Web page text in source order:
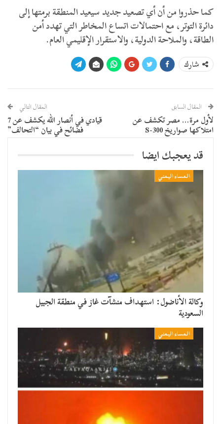
كما حذروا من أن أي تصعيد جديد سيعيد المنطقة برمتها إلى
دائرة التوتر، مع احتمالات اتساع المخاطر التي تهدد أمن
الطاقة، والملاحة الدولية، والاستقرار الإقليمي العام.
شارك
المقال السابق
لأول مرة… مصر تكشف عن
امتلاكها صواريخ S-300
المقال التالي
قيادي في أنصار الله يكشف عن 7
فضائح في بيان “التحالف”
قد يعجبك ايضا
المساء اليمني
وكالة الأناضول: استهداف منشآت غاز في منطقة الجبيل
السعودية
المساء اليمني